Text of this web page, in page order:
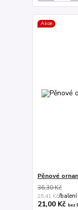
Akce
Pěnové
36,30 Kč
25,41 Kč/balení
21,00 Kč bez